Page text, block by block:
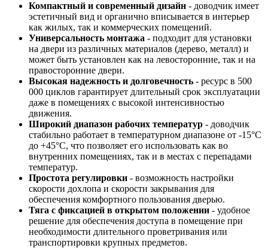
Компактный и современный дизайн - доводчик имеет
эстетичный вид и органично вписывается в интерьер
как жилых, так и коммерческих помещений.
Универсальность монтажа - подходит для установки
на двери из различных материалов (дерево, металл) и
может быть установлен как на левосторонние, так и на
правосторонние двери.
Высокая надежность и долговечность - ресурс в 500
000 циклов гарантирует длительный срок эксплуатации
даже в помещениях с высокой интенсивностью
движения.
Широкий диапазон рабочих температур - доводчик
стабильно работает в температурном диапазоне от -15°С
до +45°С, что позволяет его использовать как во
внутренних помещениях, так и в местах с перепадами
температур.
Простота регулировки - возможность настройки
скорости дохлопа и скорости закрывания для
обеспечения комфортного пользования дверью.
Тяга с фиксацией в открытом положении - удобное
решение для обеспечения доступа в помещение при
необходимости длительного проветривания или
транспортировки крупных предметов.